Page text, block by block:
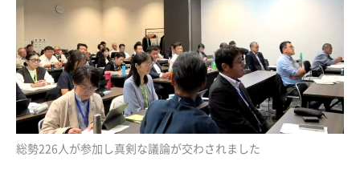
総勢226人が参加し真剣な議論が交わされました